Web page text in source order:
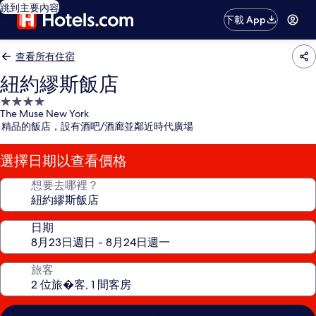
跳到主要內容
下載 App
查看所有住宿
紐約繆斯飯店
4.0
星
級
住
宿
The Muse New York
精品的飯店，設有酒吧/酒廊並鄰近時代廣場
選擇日期以查看價格
想要去哪裡？
日期
旅客